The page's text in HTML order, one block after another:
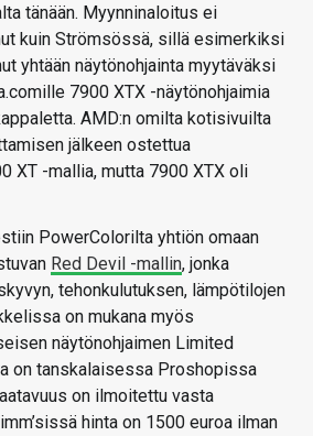
tänään. Myynninaloitus ei
kuin Strömsössä, sillä esimerkiksi
yhtään näytönohjainta myytäväksi
7900 XTX -näytönohjaimia
AMD:n omilta kotisivuilta
jälkeen ostettua
XT -mallia, mutta 7900 XTX oli
PowerColorilta yhtiön omaan
Red Devil -mallin, jonka
tehonkulutuksen, lämpötilojen
on mukana myös
näytönohjaimen Limited
on tanskalaisessa Proshopissa
on ilmoitettu vasta
hinta on 1500 euroa ilman